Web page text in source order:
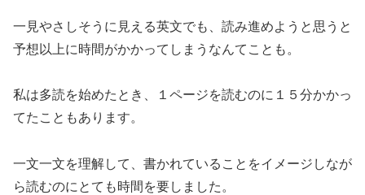
一見やさしそうに見える英文でも、読み進めようと思うと
予想以上に時間がかかってしまうなんてことも。
私は多読を始めたとき、１ページを読むのに１５分かかっ
てたこともあります。
一文一文を理解して、書かれていることをイメージしなが
ら読むのにとても時間を要しました。